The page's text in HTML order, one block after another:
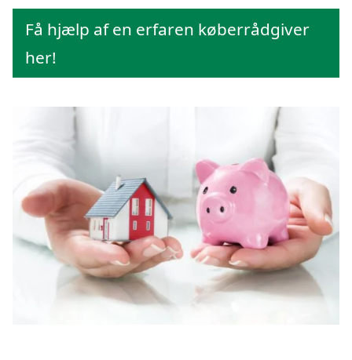
Få hjælp af en erfaren køberrådgiver
her!